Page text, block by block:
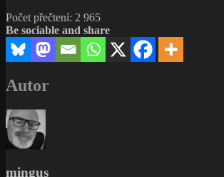
Počet přečtení: 2 965
Be sociable and share
Autor
mingus